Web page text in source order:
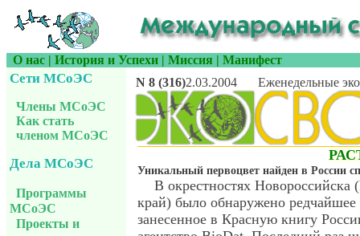
О нас | История и Успехи | Миссия | Манифест
Сети МСоЭС
Члены МСоЭС
Как стать
членом МСоЭС
Дела МСоЭС
Программы
МСоЭС
Проекты и
N 8 (316)2.03.2004 Еженедельные
Уникальный первоцвет найден в России
В окрестностях Новороссийска
край) было обнаружено редчайшее
занесенное в Красную книгу